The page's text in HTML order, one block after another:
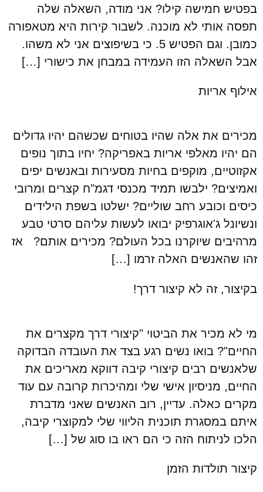
בפטיש חמישה קילו? אני מודה, השאלה שלה
תפסה אותי לא מוכנה. לשבור קירות היא מטאפורה
כמובן. וגם הפטיש 5. כי בשיפוצים אני לא משהו.
אבל השאלה הזו העמידה במבחן את כישורי […]
אילוף אריות
מכירים את אלה שהיו בטוחים שכשהם יהיו גדולים
הם יהיו מאלפי אריות באפריקה? יחיו בתוך נופים
אקזוטיים, מוקפים בחיות מסעירות ובאנשים יפים
ואמיצים? ילבשו תמיד מכנסי דגמ"ח קצרים ומרובי
כיסים וכובע רחב שוליים? ישלטו בשפת הילידים
ונשיונל ג'אוגרפיק יבואו לעשות עליהם סרטי טבע
מרהיבים שיוקרנו בכל העולם? מכירים אותם? אז
זהו שהאנשים האלה זרמו […]
בקיצור, זה לא קיצור דרך!
מי לא מכיר את הביטוי "קיצורי דרך מקצרים את
החיים"? בואו נשים רגע בצד את העובדה הבדוקה
שלאנשים רבים קיצורי קיבה דווקא מאריכים את
החיים, מניסיון אישי שלי ומהיכרות קרובה עם עוד
מקרים כאלה. עדיין, רוב האנשים שאני מדברת
איתם במסגרת תוכנית הליווי שלי למקוצרי קיבה,
הלכו לניתוח הזה כי הם ראו בו סוג של […]
קיצור תולדות הזמן